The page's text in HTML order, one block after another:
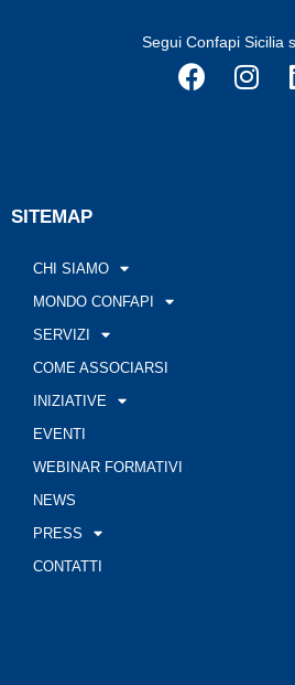
Segui Confapi Sicilia
SITEMAP
CHI SIAMO
MONDO CONFAPI
SERVIZI
COME ASSOCIARSI
INIZIATIVE
EVENTI
WEBINAR FORMATIVI
NEWS
PRESS
CONTATTI